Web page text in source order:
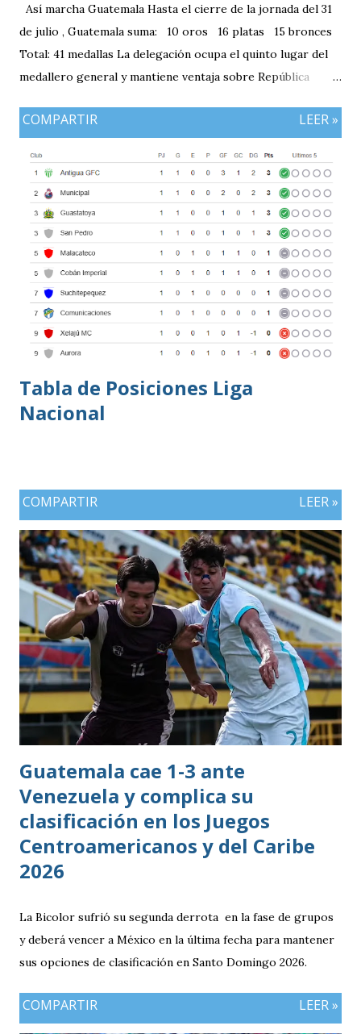
Así marcha Guatemala Hasta el cierre de la jornada del 31
de julio , Guatemala suma: 10 oros 16 platas 15 bronces
Total: 41 medallas La delegación ocupa el quinto lugar del
medallero general y mantiene ventaja sobre República
plata, aunque ambos países registran el mismo número de
COMPARTIR LEER »
Tabla de Posiciones Liga
Nacional
COMPARTIR LEER »
Guatemala cae 1-3 ante
Venezuela y complica su
clasificación en los Juegos
Centroamericanos y del Caribe
2026
La Bicolor sufrió su segunda derrota en la fase de grupos
y deberá vencer a México en la última fecha para mantener
sus opciones de clasificación en Santo Domingo 2026.
COMPARTIR LEER »